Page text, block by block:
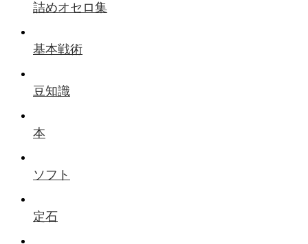
詰めオセロ集
基本戦術
豆知識
本
ソフト
定石